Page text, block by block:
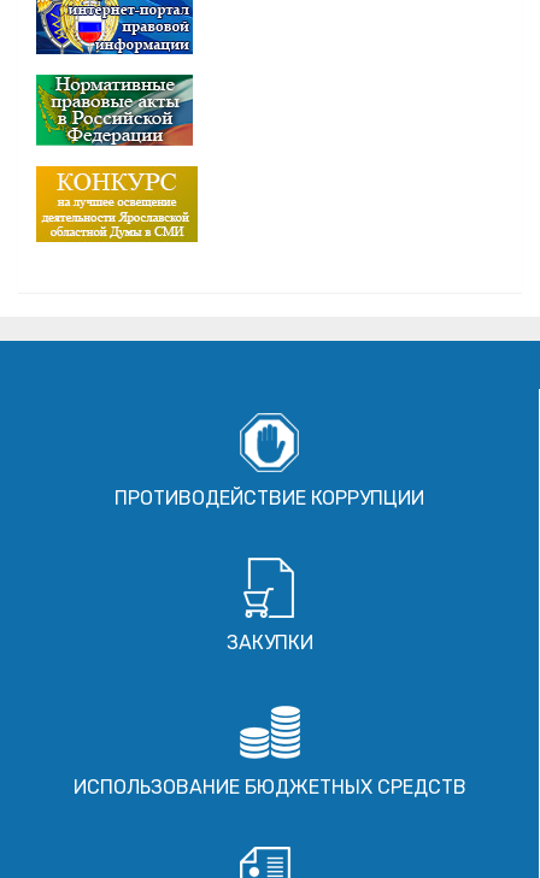
ПРОТИВОДЕЙСТВИЕ КОРРУПЦИИ
ЗАКУПКИ
ИСПОЛЬЗОВАНИЕ БЮДЖЕТНЫХ СРЕДСТВ